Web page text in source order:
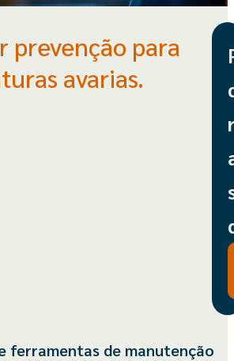
prevenção para
avarias.
ferramentas de manutenção